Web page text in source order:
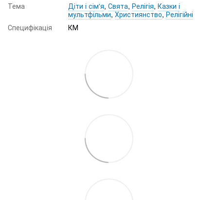
Тема
Діти і сім'я, Свята, Релігія, Казки і
мультфільми,Християнство,Релігійні
Специфікація
КМ